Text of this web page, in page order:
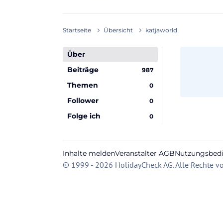
Startseite Übersicht katjaworld
Über
Beiträge
987
Themen 0
Follower 0
Folge ich 0
Inhalte meldenVeranstalter AGB
© 1999 - 2026 HolidayCheck AG. Alle Rechte